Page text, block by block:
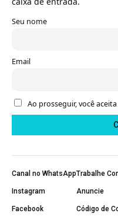
Seu nome
Email
Ao prosseguir, você
Canal no WhatsApp
Instagram
Facebook
Trabalhe
Anuncie
Código de